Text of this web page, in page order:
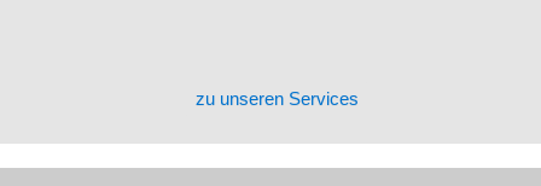
zu unseren Services